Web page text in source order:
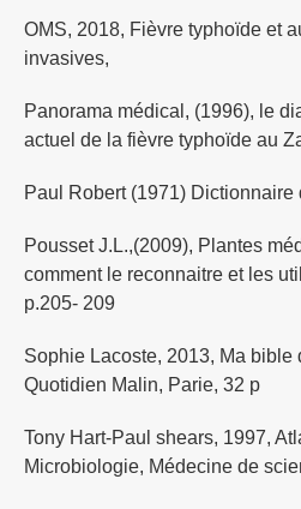
OMS, 2018, Fièvre typhoïde et
invasives,
Panorama médical, (1996), le
actuel de la fièvre typhoïde au
Paul Robert (1971) Dictionnaire
Pousset J.L.,(2009), Plantes
comment le reconnaitre et les
p.205- 209
Sophie Lacoste, 2013, Ma bible
Quotidien Malin, Parie, 32 p
Tony Hart-Paul shears, 1997,
Microbiologie, Médecine de